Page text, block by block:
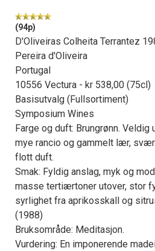
(94p)
D'Oliveiras Colheita Terrantez
Pereira d'Oliveira
Portugal
10556 Vectura - kr 538,00 (75cl)
Basisutvalg (Fullsortiment)
Symposium Wines
Farge og duft: Brungrønn.
mye rancio og gammelt lær,
flott duft.
Smak: Fyldig anslag, myk og
masse tertiærtoner utover, stor
syrlighet fra aprikosskall og
(1988)
Bruksområde: Meditasjon.
Vurdering: En imponerende